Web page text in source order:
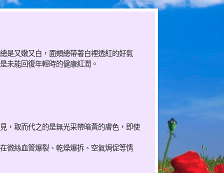
是又嫩又白，面頰總帶著白裡透紅的好氣
未能回復年輕時的健康紅潤。
，取而代之的是無光采帶暗黃的膚色，即使
微絲血管爆裂、乾燥爆拆、空氣焗促等情